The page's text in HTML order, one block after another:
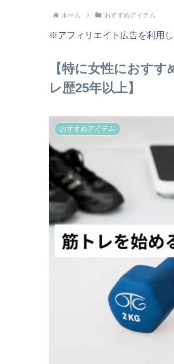
ホーム おすすめアイテム
※アフィリエイト広告を利用し
【特に女性におす
レ歴25年以上】
おすすめアイテム